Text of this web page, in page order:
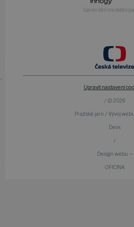
Generální mediální
Upravit nastavení
/ © 2026
Pražské jaro / Vývoj
Devx
/
Design webu —
OFICINA